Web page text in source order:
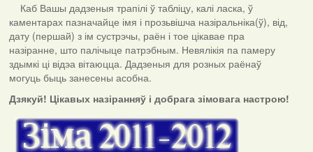
Каб Вашы дадзеныя трапілі ў табліцу, калі ласка, ў
каментарах пазначайце імя і прозьвішча назіральніка(ў), від,
дату (першай) з ім сустрэчы, раён і тое цікавае пра
назіранне, што палічыце патрэбным. Невялікія па памеру
здымкі ці відэа вітаюцца. Дадзеныя для розных раёнаў
могуць быць занесены асобна.
Дзякуй! Цікавых назіранняў і добрага зімовага настрою!